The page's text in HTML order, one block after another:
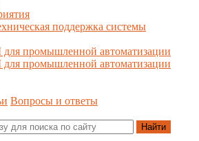
поддержка системы
промышленной автоматизации
промышленной автоматизации
Вопросы и ответы